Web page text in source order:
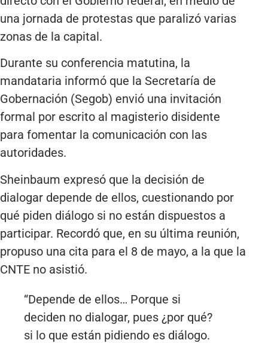
una jornada de protestas que paralizó varias
zonas de la capital.
Durante su conferencia matutina, la
mandataria informó que la Secretaría de
Gobernación (Segob) envió una invitación
formal por escrito al magisterio disidente
para fomentar la comunicación con las
autoridades.
Sheinbaum expresó que la decisión de
dialogar depende de ellos, cuestionando por
qué piden diálogo si no están dispuestos a
participar. Recordó que, en su última reunión,
propuso una cita para el 8 de mayo, a la que la
CNTE no asistió.
“Depende de ellos… Porque si
deciden no dialogar, pues ¿por qué?
si lo que están pidiendo es diálogo.